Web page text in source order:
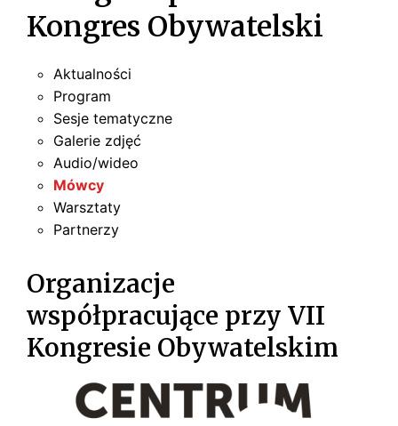
Kongres Obywatelski
Aktualności
Program
Sesje tematyczne
Galerie zdjęć
Audio/wideo
Mówcy
Warsztaty
Partnerzy
Organizacje
współpracujące przy VII
Kongresie Obywatelskim